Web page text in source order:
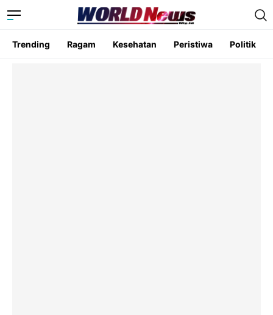
Trending Ragam Kesehatan Peristiwa Politik